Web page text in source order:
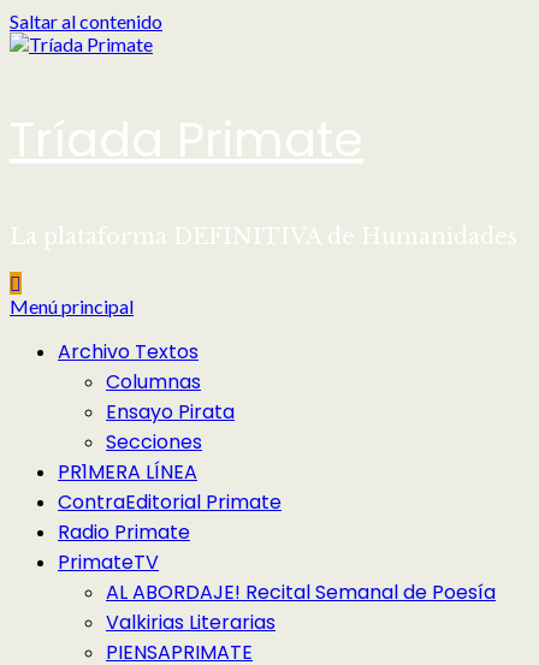
Saltar al contenido
Tríada Primate
La plataforma DEFINITIVA de Humanidades
Menú principal
Archivo Textos
Columnas
Ensayo Pirata
Secciones
PR1MERA LÍNEA
ContraEditorial Primate
Radio Primate
PrimateTV
AL ABORDAJE! Recital Semanal de Poesía
Valkirias Literarias
PIENSAPRIMATE